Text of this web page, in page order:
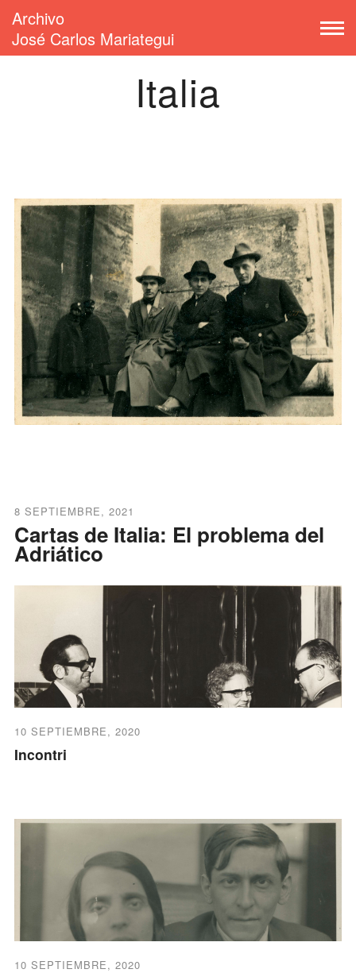
Archivo
José Carlos Mariategui
Italia
8 SEPTIEMBRE, 2021
Cartas de Italia: El problema del
Adriático
10 SEPTIEMBRE, 2020
Incontri
10 SEPTIEMBRE, 2020